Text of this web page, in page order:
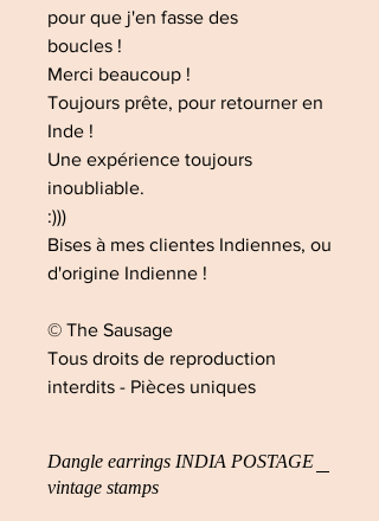
pour que j'en fasse des
boucles !
Merci beaucoup !
Toujours prête, pour retourner en
Inde !
Une expérience toujours
inoubliable.
:)))
Bises à mes clientes Indiennes, ou
d'origine Indienne !
© The Sausage
Tous droits de reproduction
interdits - Pièces uniques
Dangle earrings INDIA POSTAGE
vintage stamps